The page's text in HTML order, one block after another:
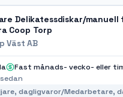
Delikatessdiskar/manuell
Coop Torp
Väst AB
Fast månads- vecko- eller
dagligvaror/Medarbetare,